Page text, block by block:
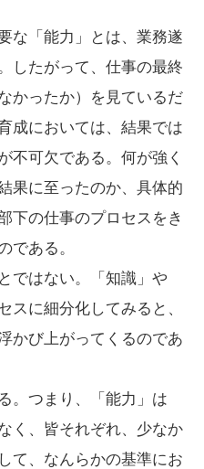
な「能力」とは、業務遂
したがって、仕事の最終
かったか）を見ているだ
成においては、結果では
不可欠である。何が強く
果に至ったのか、具体的
下の仕事のプロセスをき
である。
ではない。「知識」や
スに細分化してみると、
かび上がってくるのであ
。つまり、「能力」は
く、皆それぞれ、少なか
て、なんらかの基準にお